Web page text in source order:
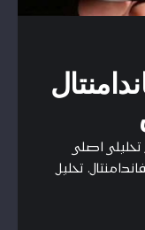
اصلی
تحلیل